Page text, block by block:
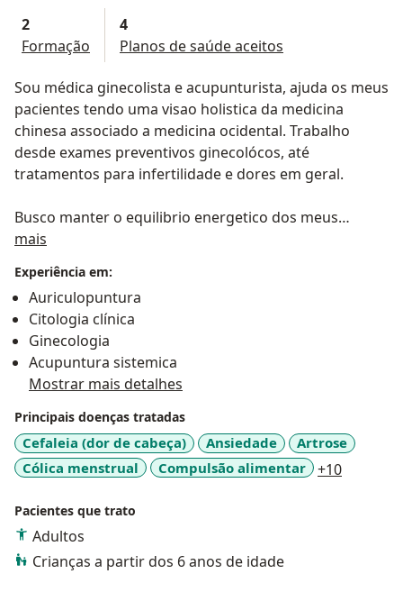
2
Formação
4
Planos de saúde aceitos
Sou médica ginecolista e acupunturista, ajuda os meus
pacientes tendo uma visao holistica da medicina
chinesa associado a medicina ocidental. Trabalho
desde exames preventivos ginecolócos, até
tratamentos para infertilidade e dores em geral.
Busco manter o equilibrio energetico dos meus
pacientes, trazendo a experiencia de anos como
médica.
Ficarei muito feliz em atende - los
mais
Experiência em:
Auriculopuntura
Citologia clínica
Ginecologia
Acupuntura sistemica
Mostrar mais detalhes
Principais doenças tratadas
Cefaleia (dor de cabeça) Ansiedade
Artrose
Cólica menstrual
Compulsão alimentar +10
Pacientes que trato
Adultos
Crianças a partir dos 6 anos de idade